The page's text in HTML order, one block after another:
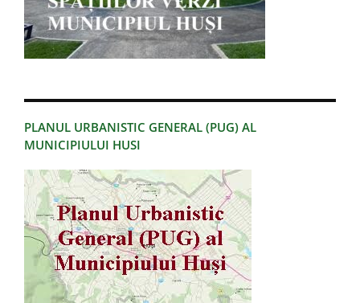
PLANUL URBANISTIC GENERAL (PUG) AL
MUNICIPIULUI HUSI